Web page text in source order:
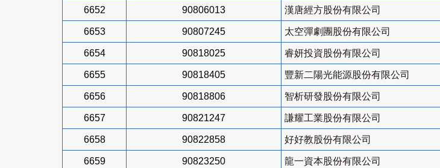
6652 90806013 漢唐經方股份有限公司
6653 90807245 太空彈劇團股份有限公司
6654 90818025 睿妍投資股份有限公司
6655 90818405 豐新二陽光能源股份有限公司
6656 90818806 智析研發股份有限公司
6657 90821247 謙耀工業股份有限公司
6658 90822858 好好教股份有限公司
6659 90823250 龍一資本股份有限公司